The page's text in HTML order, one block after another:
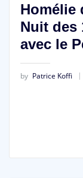
Homélie
Nuit des
avec le
by Patrice Koffi